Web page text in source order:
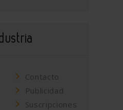
Contacto
Publicidad
Suscripciones